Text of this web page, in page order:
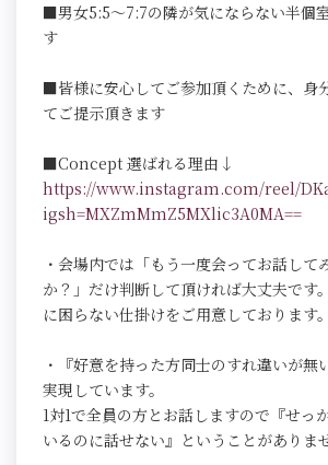
■男女5:5～7:7の隣が気にならない半個
す
■皆様に安心してご参加頂くために、身
てご提示頂きます
■Concept 選ばれる理由↓
https://www.instagram.com/reel/
igsh=MXZmMmZ5MXlic3A0MA==
・会場内では「もう一度会ってお話して
か？」だけ判断して頂ければ大丈夫です
に困らない仕掛けをご用意しております。
・『好意を持った方同士のすれ違いが無
実現しています。
1対1で全員の方とお話しますので『せっ
いるのに話せない』ということがありま